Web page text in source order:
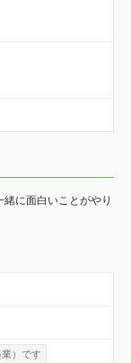
に面白いことがやり
）です